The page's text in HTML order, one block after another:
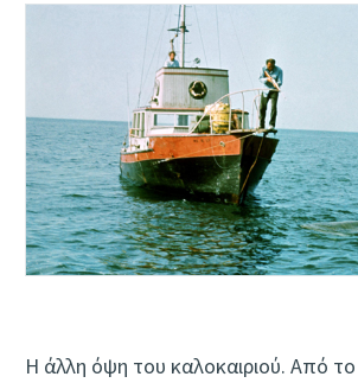
Η άλλη όψη του καλοκαιριού. Από